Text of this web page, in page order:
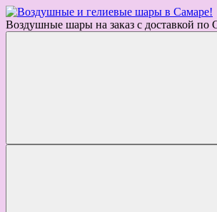
Воздушные шары на заказ с доставкой по